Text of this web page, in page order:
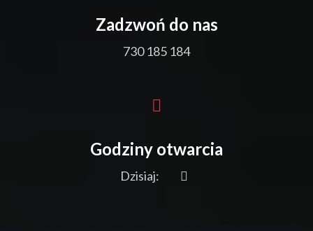
Zadzwoń do nas
730 185 184
Godziny otwarcia
Dzisiaj: